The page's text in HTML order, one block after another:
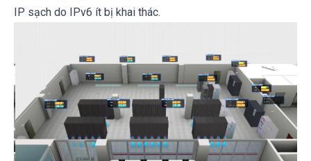
IP sạch do IPv6 ít bị khai thác.